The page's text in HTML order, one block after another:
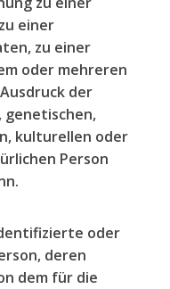
einer
zu einer
oder mehreren
der
genetischen,
kulturellen oder
Person
oder
deren
dem für die